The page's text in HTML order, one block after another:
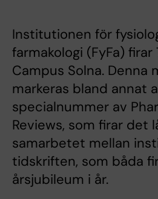
Institutionen för
farmakologi (FyFa) firar
Campus Solna. Denna
markeras bland annat
specialnummer av
Reviews, som firar det
samarbetet mellan
tidskriften, som båda
årsjubileum i år.